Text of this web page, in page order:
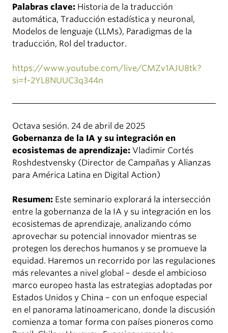
Palabras clave: Historia de la traducción
automática, Traducción estadística y neuronal,
Modelos de lenguaje (LLMs), Paradigmas de la
traducción, Rol del traductor.
https://www.youtube.com/live/CMZv1AJU8tk?
si=f-2YL8NUUC3q344n
Octava sesión. 24 de abril de 2025
Gobernanza de la IA y su integración en
ecosistemas de aprendizaje: Vladimir Cortés
Roshdestvensky (Director de Campañas y Alianzas
para América Latina en Digital Action)
Resumen: Este seminario explorará la intersección
entre la gobernanza de la IA y su integración en los
ecosistemas de aprendizaje, analizando cómo
aprovechar su potencial innovador mientras se
protegen los derechos humanos y se promueve la
equidad. Haremos un recorrido por las regulaciones
más relevantes a nivel global – desde el ambicioso
marco europeo hasta las estrategias adoptadas por
Estados Unidos y China – con un enfoque especial
en el panorama latinoamericano, donde la discusión
comienza a tomar forma con países pioneros como